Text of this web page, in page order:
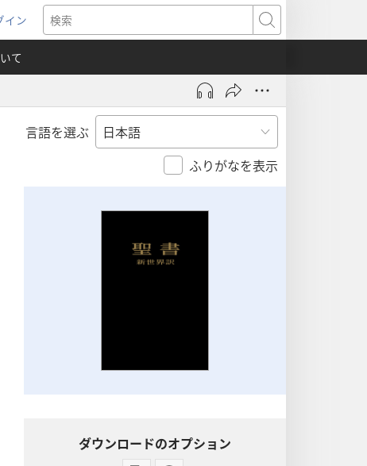
イン
新
検
索
て
言語を選ぶ
ふりがなを表示
ダウンロードのオプション